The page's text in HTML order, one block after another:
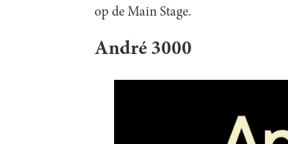
op de Main Stage.
André 3000